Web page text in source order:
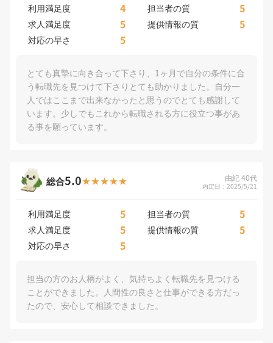
利用満足度 4 担当者の質 5
求人満足度 5 提供情報の質 5
対応の早さ 5
とても真摯に向き合って下さり、1ヶ月で自分の条件に合
う転職先を見つけて下さりとても助かりました。自分一
人ではここまで出来なかったと思うのでとても感謝して
います。少しでもこれから転職される方に役立つ事があ
る事を願っています。
総合5.0 由紀 40代
内定日：2025/5/21
利用満足度 5 担当者の質 5
求人満足度 5 提供情報の質 5
対応の早さ 5
担当の方のお人柄がよく、気持ちよく転職先を見つける
ことができました。人間性の良さと仕事ができる方だっ
たので、安心して相談できました。